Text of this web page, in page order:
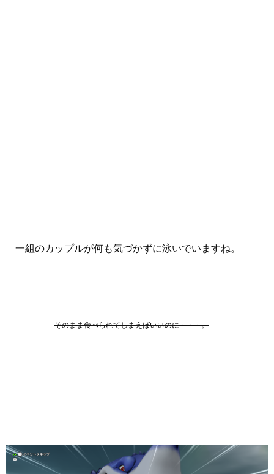
一組のカップルが何も気づかずに泳いでいますね。
そのまま食べられてしまえばいいのに・・・。